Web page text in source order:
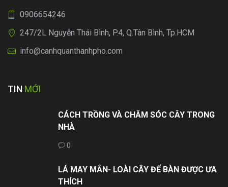
0906654246
247/2L Nguyễn Thái Bình, P.4, Q.Tân Bình, Tp.HCM
info@canhquanthanhpho.com
TIN MỚI
CÁCH TRỒNG VÀ CHĂM SÓC CÂY TRONG
NHÀ
0
LÁ MAY MẮN- LOÀI CÂY ĐỂ BÀN ĐƯỢC ƯA
THÍCH